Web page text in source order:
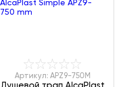
Артикул: APZ9-750M